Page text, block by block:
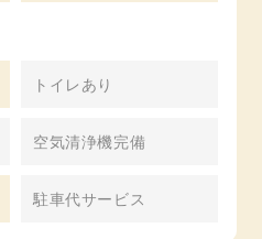
トイレあり
空気清浄機完備
駐車代サービス